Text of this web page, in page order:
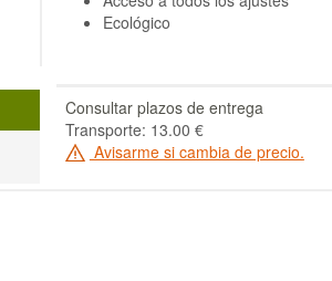
Ecológico
Consultar plazos de entrega
Transporte: 13.00 €
Avisarme si cambia de precio.